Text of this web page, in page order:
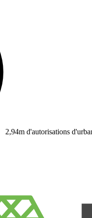
2,94m d'autorisations